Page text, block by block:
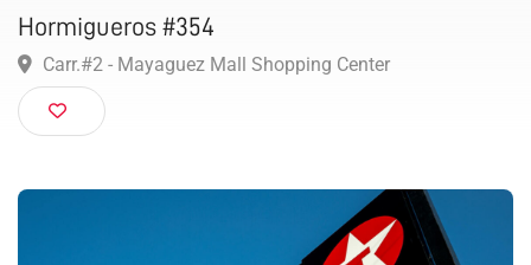
Hormigueros #354
Carr.#2 - Mayaguez Mall Shopping Center